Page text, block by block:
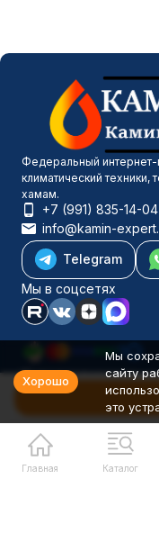
Главная Каталог
Федеральный интернет-
климатический техники,
хамам.
+7 (991) 835-14-04
info@kamin-
Telegram
Мы в соцсетях
Каталог товаров
Компания
Информация
Политика
© 2001-2026 Камин-
326527500040181
Хорошо
Мы
сайту
это